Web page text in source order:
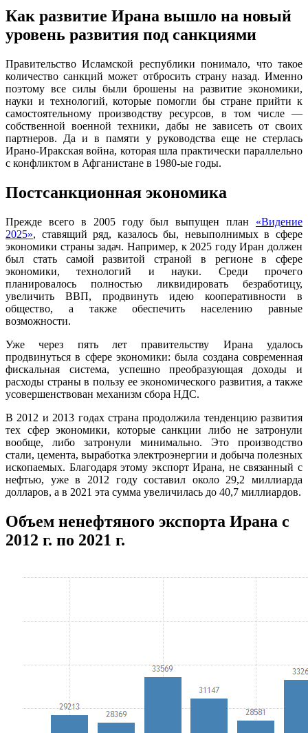
Как развитие Ирана вышло на новый
уровень развития под санкциями
Правительство Исламской республики понимало, что такое
количество санкций может отбросить страну назад. Именно
поэтому все силы были брошены на развитие экономики,
науки и технологий, которые помогли бы стране прийти к
самостоятельному производству ресурсов, в том числе —
собственной военной техники, дабы не зависеть от своих
партнеров. Да и в памяти у руководства еще не стерлась
Ирано-Иракская война, которая шла практически параллельно
с конфликтом в Афганистане в 1980-ые годы.
Постсанкционная экономика
Прежде всего в 2005 году был выпущен план «Видение
2025», ставящий ряд, казалось бы, невыполнимых в сфере
экономики страны задач. Например, к 2025 году Иран должен
был стать самой развитой страной в регионе в сфере
экономики, технологий и науки. Среди прочего
планировалось полностью ликвидировать безработицу,
увеличить ВВП, продвинуть идею кооперативности в
общество, а также обеспечить населению равные
возможности.
Уже через пять лет правительству Ирана удалось
продвинуться в сфере экономики: была создана современная
фискальная система, успешно преобразующая доходы и
расходы страны в пользу ее экономического развития, а также
усовершенствован механизм сбора НДС.
В 2012 и 2013 годах страна продолжила тенденцию развития
тех сфер экономики, которые санкции либо не затронули
вообще, либо затронули минимально. Это производство
стали, цемента, выработка электроэнергии и добыча полезных
ископаемых. Благодаря этому экспорт Ирана, не связанный с
нефтью, уже в 2012 году составил около 29,2 миллиарда
долларов, а в 2021 эта сумма увеличилась до 40,7 миллиардов.
Объем ненефтяного экспорта Ирана с
2012 г. по 2021 г.